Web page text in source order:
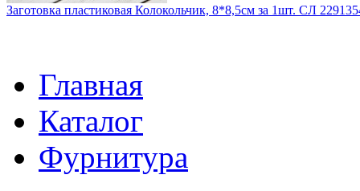
Заготовка пластиковая Колокольчик, 8*8,5см за 1шт. СЛ
Главная
Каталог
Фурнитура